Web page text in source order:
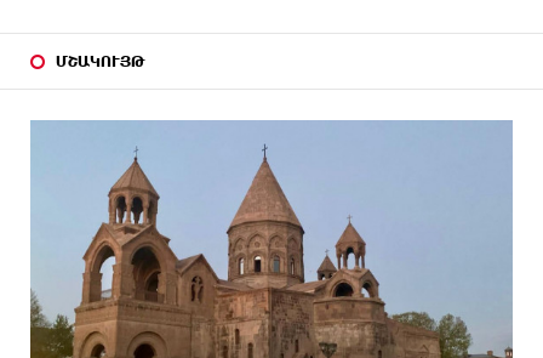
ՄՇԱԿՈՒՅԹ